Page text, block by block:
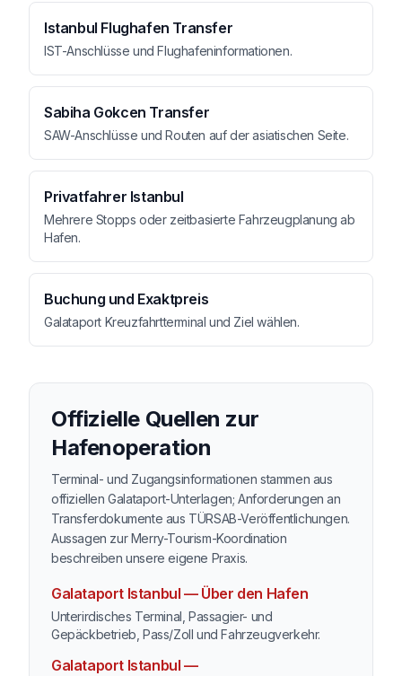
Istanbul Flughafen Transfer
IST-Anschlüsse und Flughafeninformationen.
Sabiha Gokcen Transfer
SAW-Anschlüsse und Routen auf der asiatischen Seite.
Privatfahrer Istanbul
Mehrere Stopps oder zeitbasierte Fahrzeugplanung ab
Hafen.
Buchung und Exaktpreis
Galataport Kreuzfahrtterminal und Ziel wählen.
Offizielle Quellen zur
Hafenoperation
Terminal- und Zugangsinformationen stammen aus
offiziellen Galataport-Unterlagen; Anforderungen an
Transferdokumente aus TÜRSAB-Veröffentlichungen.
Aussagen zur Merry-Tourism-Koordination
beschreiben unsere eigene Praxis.
Galataport Istanbul — Über den Hafen
Unterirdisches Terminal, Passagier- und
Gepäckbetrieb, Pass/Zoll und Fahrzeugverkehr.
Galataport Istanbul —